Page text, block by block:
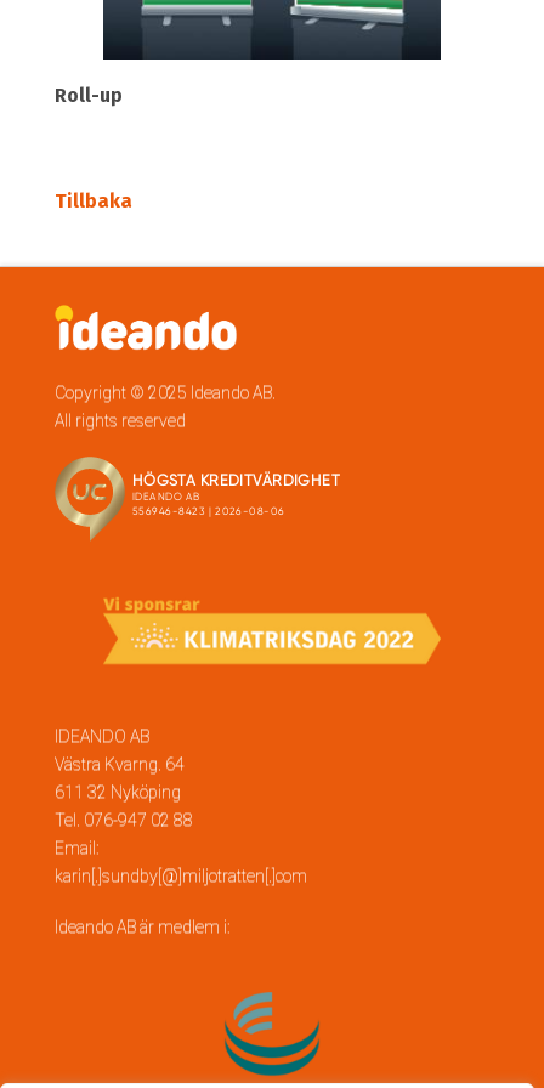
Roll-up
Tillbaka
Copyright © 2025 Ideando AB.
All rights reserved
IDEANDO AB
Västra Kvarng. 64
611 32 Nyköping
Tel. 076-947 02 88
Email:
karin[.]sundby[@]miljotratten[.]com
Ideando AB är medlem i: